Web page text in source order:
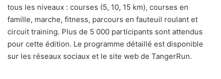
tous les niveaux : courses (5, 10, 15 km), courses en
famille, marche, fitness, parcours en fauteuil roulant et
circuit training. Plus de 5 000 participants sont attendus
pour cette édition. Le programme détaillé est disponible
sur les réseaux sociaux et le site web de TangerRun.